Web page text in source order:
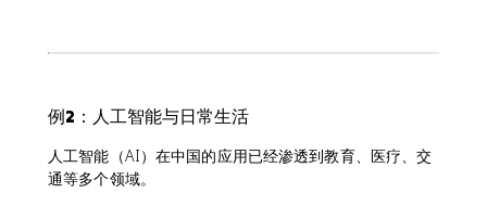
例2：人工智能与日常生活
人工智能（AI）在中国的应用已经渗透到教育、医疗、交
通等多个领域。